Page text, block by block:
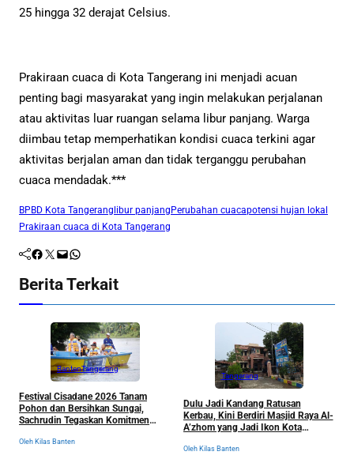
25 hingga 32 derajat Celsius.
Prakiraan cuaca di Kota Tangerang ini menjadi acuan
penting bagi masyarakat yang ingin melakukan perjalanan
atau aktivitas luar ruangan selama libur panjang. Warga
diimbau tetap memperhatikan kondisi cuaca terkini agar
aktivitas berjalan aman dan tidak terganggu perubahan
cuaca mendadak.***
BPBD Kota Tangerang libur panjang Perubahan cuacapotensi hujan lokal
Prakiraan cuaca di Kota Tangerang
Facebook Twitter Mail WhatsApp
Berita Terkait
BantenTangerang
Festival Cisadane 2026 Tanam
Pohon dan Bersihkan Sungai,
Sachrudin Tegaskan Komitmen
Oleh Kilas Banten
Tangerang
Dulu Jadi Kandang Ratusan
Kerbau, Kini Berdiri Masjid Raya Al-
A’zhom yang Jadi Ikon Kota
Oleh Kilas Banten